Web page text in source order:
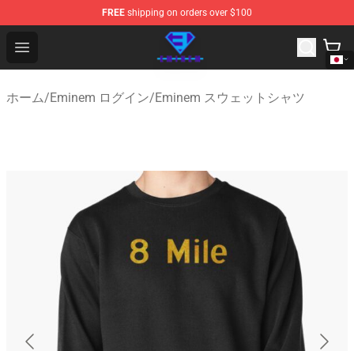
FREE shipping on orders over $100
Open menu
Eminem Store - Official Eminem Merchandise Shop
ホーム/Eminem ログイン/Eminem スウェットシャツ